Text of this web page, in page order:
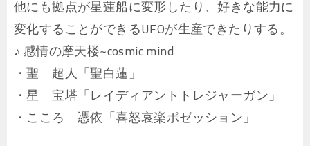
他にも拠点が星蓮船に変形したり、好きな能力に
変化することができるUFOが生産できたりする。
♪ 感情の摩天楼~cosmic mind
・聖 超人「聖白蓮」
・星 宝塔「レイディアントトレジャーガン」
・こころ 憑依「喜怒哀楽ポゼッション」